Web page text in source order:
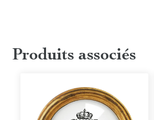
Produits associés